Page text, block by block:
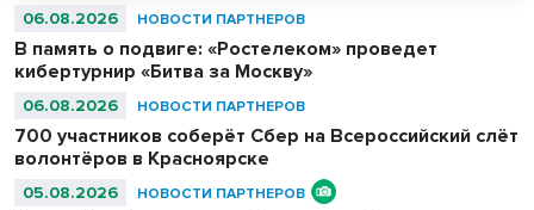
избирательных участках.
06.08.2026 НОВОСТИ ПАРТНЕРОВ
В память о подвиге: «Ростелеком» проведет
кибертурнир «Битва за Москву»
06.08.2026 НОВОСТИ ПАРТНЕРОВ
700 участников соберёт Сбер на Всероссийский слёт
волонтёров в Красноярске
05.08.2026 НОВОСТИ ПАРТНЕРОВ